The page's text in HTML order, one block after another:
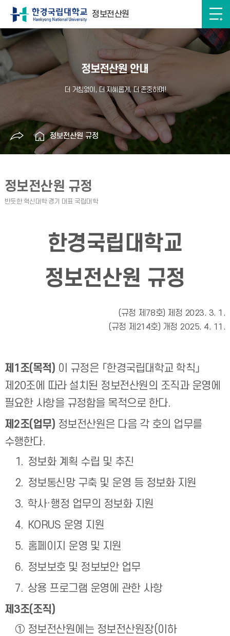
정보전산원
정보전산원 안내
정보전산원 규정
정보전산원 규정
한경국립대학교
정보전산원 규정
(규정 제78호) 제정 2023. 3. 1.
(규정 제214호) 개정 2025. 4. 11.
제1조(목적) 이 규정은 「한경국립대학교 학칙」
제20조에 따라 설치된 정보전산원의 조직과 운영에
필요한 사항을 규정함을 목적으로 한다.
제2조(업무) 정보전산원은 다음 각 호의 업무를
수행한다.
정보화 계획 수립 및 추진
정보통신망 구축 및 운영 등 정보화 지원
학사·행정 업무의 정보화 지원
KORUS 운영 지원
홈페이지 운영 및 지원
정보보호 및 정보보안 업무
상용 프로그램 운영에 관한 사항
제3조(조직)
정보전산원에는 정보전산원장(이하